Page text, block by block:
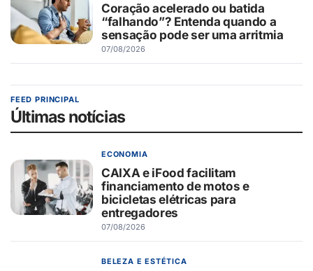
Coração acelerado ou batida
“falhando”? Entenda quando a
sensação pode ser uma arritmia
07/08/2026
FEED PRINCIPAL
Últimas notícias
ECONOMIA
CAIXA e iFood facilitam
financiamento de motos e
bicicletas elétricas para
entregadores
07/08/2026
BELEZA E ESTÉTICA